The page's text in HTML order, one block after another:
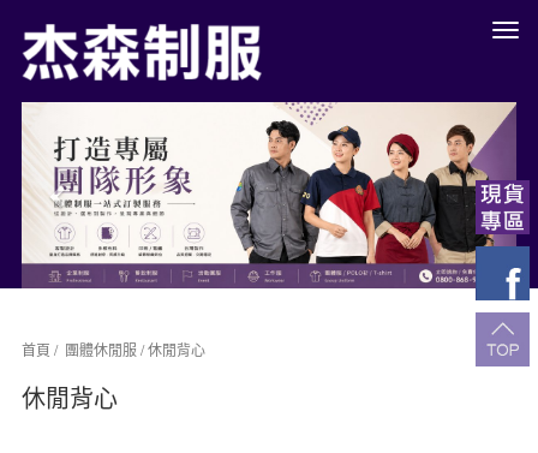
餐
服
服
團
體
制
服
訂
做
餐
飲
Next
首頁 / 團體休閒服 / 休閒背心
休閒背心